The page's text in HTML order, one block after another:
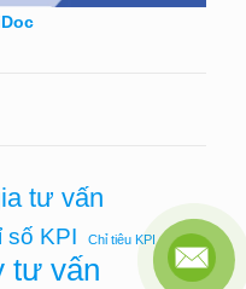
tư vấn
số KPI Chỉ tiêu KPI
tư vấn